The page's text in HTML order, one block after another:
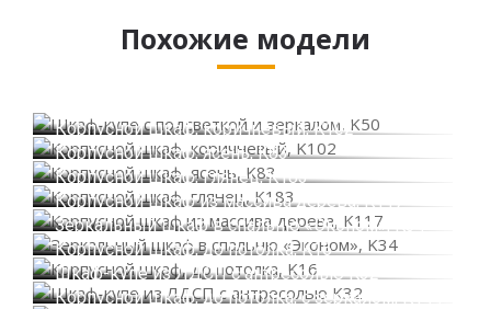
Похожие модели
Корпусной шкаф, коричневый, K102
Корпусной шкаф, ясень, K83
Корпусной шкаф, глянец, K183
Корпусной шкаф из массива дерева, K117
Зеркальный шкаф в спальню «Эконом», K34
Корпусной шкаф, до потолка, K16
Шкаф-купе из ЛДСП с антресолью K32
Корпусной шкаф, до потолка, с зеркалом, K144